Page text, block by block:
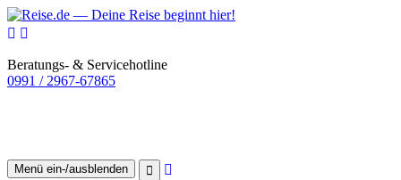
Beratungs- & Servicehotline
0991 / 2967-67865
Menü ein-/ausblenden